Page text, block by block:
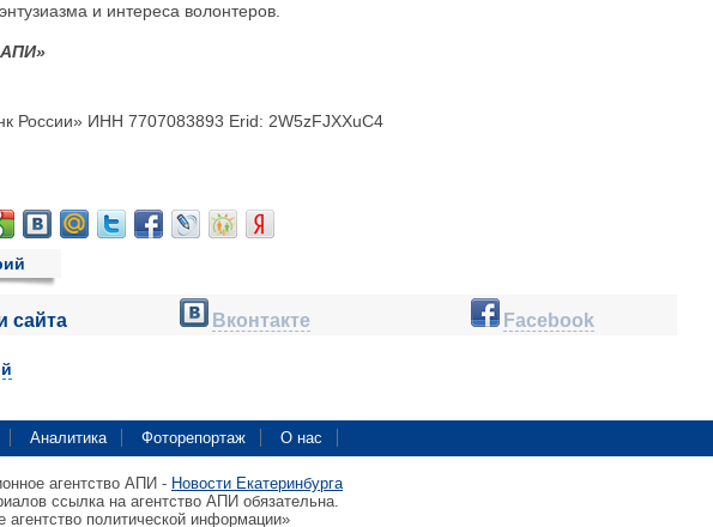
и интереса волонтеров.
России» ИНН 7707083893 Erid: 2W5zFJXXuC4
сайта Вконтакте Facebook
Аналитика Фоторепортаж О нас
агентство АПИ - Новости Екатеринбурга
ссылка на агентство АПИ обязательна.
агентство политической информации»